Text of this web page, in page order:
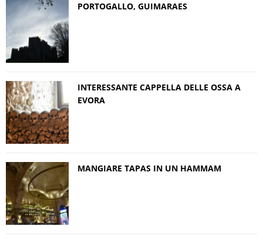
PORTOGALLO, GUIMARAES
INTERESSANTE CAPPELLA DELLE OSSA A
EVORA
MANGIARE TAPAS IN UN HAMMAM